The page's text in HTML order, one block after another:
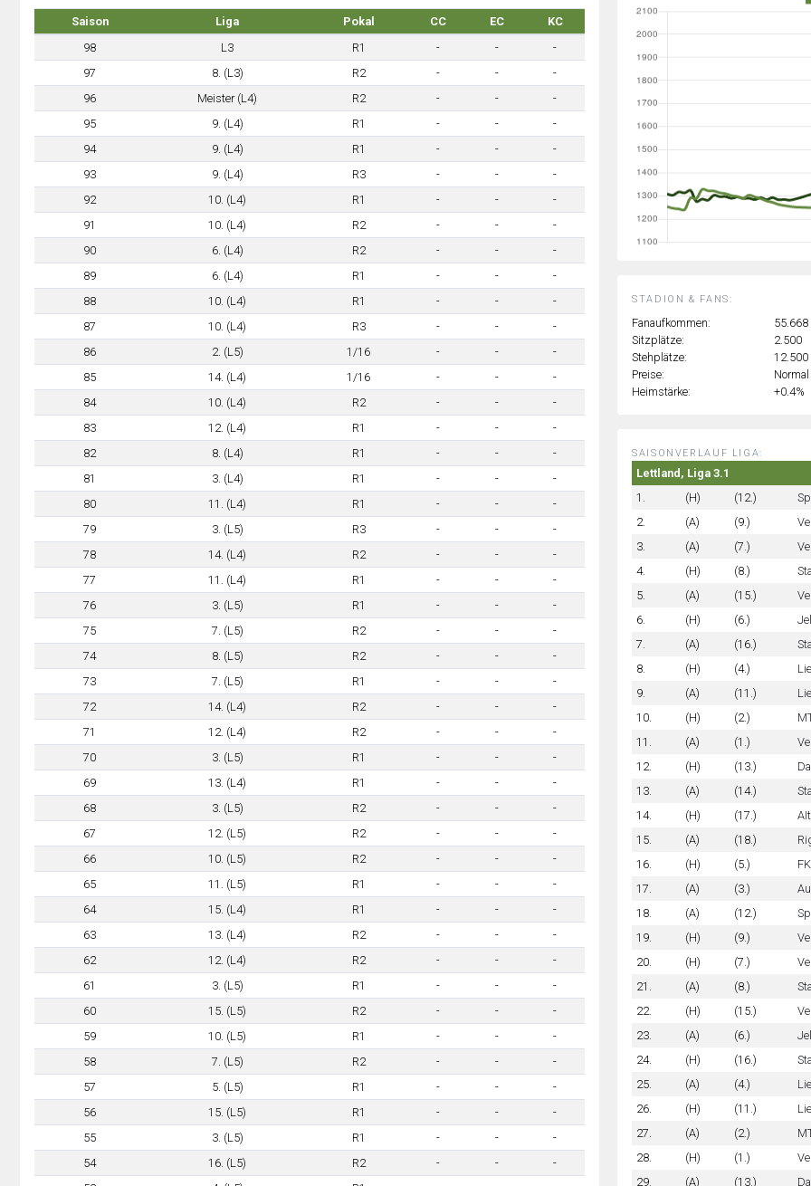
Saison Liga Pokal CC EC
KC
98
L3 R1 - -
-
97
8. (L3) R2 - -
-
96
Meister (L4) R2 - -
-
95
9. (L4) R1 - -
-
94
9. (L4) R1 - -
-
93
9. (L4) R3 - -
-
92
10. (L4) R1 - -
-
91
10. (L4) R2 - -
-
90
6. (L4) R2 - -
-
89
6. (L4) R1 - -
-
88
10. (L4) R1 - -
-
87
10. (L4) R3 - -
-
86
2. (L5) 1/16 - -
-
85
14. (L4) 1/16 - -
-
84
10. (L4) R2 - -
-
83
12. (L4) R1 - -
-
82
8. (L4) R1 - -
-
81
3. (L4) R1 - -
-
80
11. (L4) R1 - -
-
79
3. (L5) R3 - -
-
78
14. (L4) R2 - -
-
77
11. (L4) R1 - -
-
76
3. (L5) R1 - -
-
75
7. (L5) R2 - -
-
74
8. (L5) R2 - -
-
73
7. (L5) R1 - -
-
72
14. (L4) R2 - -
-
71
12. (L4) R2 - -
-
70
3. (L5) R1 - -
-
69
13. (L4) R1 - -
-
68
3. (L5) R2 - -
-
67
12. (L5) R2 - -
-
66
10. (L5) R2 - -
-
65
11. (L5) R1 - -
-
64
15. (L4) R1 - -
-
63
13. (L4) R2 - -
-
62
12. (L4) R2 - -
-
61
3. (L5) R1 - -
-
60
15. (L5) R2 - -
-
59
10. (L5) R1 - -
-
58
7. (L5) R2 - -
-
57
5. (L5) R1 - -
-
56
15. (L5) R1 - -
-
55
3. (L5) R1 - -
-
54
16. (L5) R2 - -
-
STADION & FANS:
Fanaufkommen:
55.668
Sitzplätze:
2.500
Stehplätze:
12.500
Preise:
Normal
Heimstärke:
+0.4%
SAISONVERLAUF LIGA:
Lettland, Liga 3.1
1.
(H) (12.)
2.
(A) (9.)
3.
(A) (7.)
4.
(H) (8.)
5.
(A) (15.)
6.
(H) (6.)
7.
(A) (16.)
8.
(H) (4.)
9.
(A) (11.)
10.
(H) (2.)
11.
(A) (1.)
12.
(H) (13.)
13.
(A) (14.)
14.
(H) (17.)
15.
(A) (18.)
16.
(H) (5.)
17.
(A) (3.)
18.
(A) (12.)
19.
(H) (9.)
20.
(H) (7.)
21.
(A) (8.)
22.
(H) (15.)
23.
(A) (6.)
24.
(H) (16.)
25.
(A) (4.)
26.
(H) (11.)
27.
(A) (2.)
28.
(H) (1.)
29.
(A) (13.)